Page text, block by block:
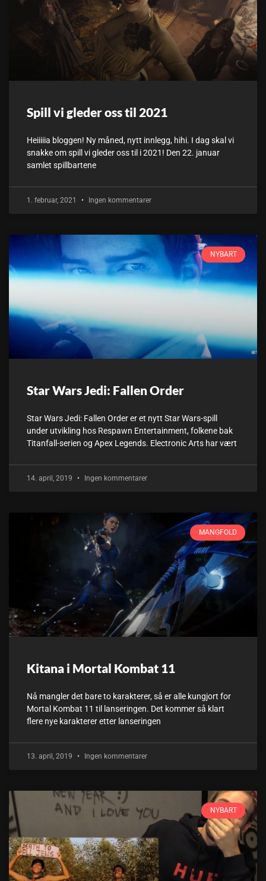
Spill vi gleder oss til 2021
Heiiiiia bloggen! Ny måned, nytt innlegg, hihi. I dag skal vi
snakke om spill vi gleder oss til i 2021! Den 22. januar
samlet spillbartene
1. februar, 2021 Ingen kommentarer
NYBART
Star Wars Jedi: Fallen Order
Star Wars Jedi: Fallen Order er et nytt Star Wars-spill
under utvikling hos Respawn Entertainment, folkene bak
Titanfall-serien og Apex Legends. Electronic Arts har vært
14. april, 2019 Ingen kommentarer
MANGFOLD
Kitana i Mortal Kombat 11
Nå mangler det bare to karakterer, så er alle kungjort for
Mortal Kombat 11 til lanseringen. Det kommer så klart
flere nye karakterer etter lanseringen
13. april, 2019 Ingen kommentarer
NYBART